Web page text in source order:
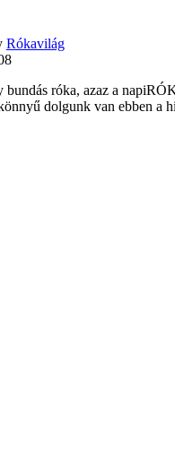
Rókavilág
bundás róka, azaz a
dolgunk van ebben a